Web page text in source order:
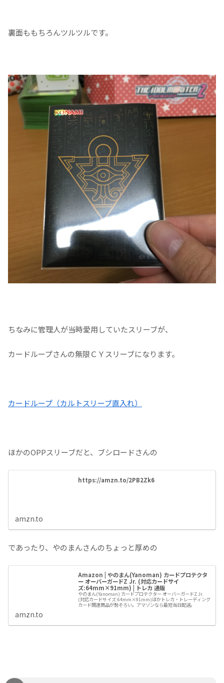
裏面ももちろんツルツルです。
ちなみに管理人が当時愛用していたスリーブが、
カードループさんの無限ＣＹスリーブになります。
カードループ（カルトスリーブ直入れ）
ほかのOPPスリーブだと、ブシロードさんの
https://amzn.to/2PB2Zk6
amzn.to
であったり、やのまんさんのちょっと厚めの
Amazon | やのまん(Yanoman) カードプロテクタ
ー オーバーガードZ Jr. (対応カードサイ
ズ:64mm×91mm) | トレカ 通販
やのまん(Yanoman) カードプロテクター オーバーガードZ Jr.
(対応カードサイズ:64mm×91mm)ほかトレカ・トレーディング
カード関連商品が勢ぞろい。アマゾンなら最短当日配送。
amzn.to